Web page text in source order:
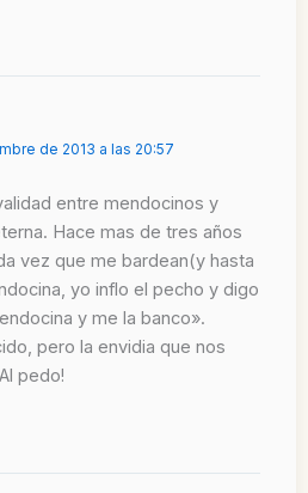
de 2013 a las 20:57
entre mendocinos y
Hace mas de tres años
vez que me bardean(y hasta
yo inflo el pecho y digo
y me la banco».
pero la envidia que nos
pedo!